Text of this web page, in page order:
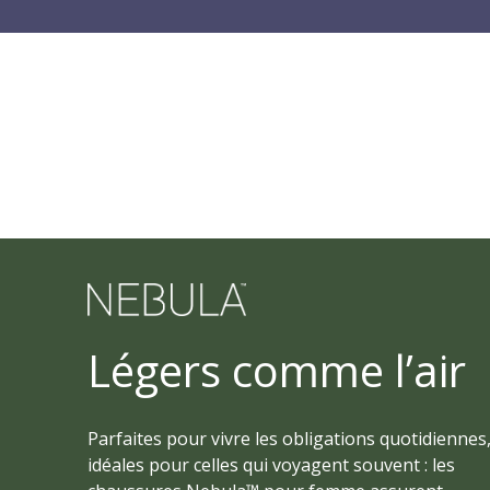
Légers comme l’air
Parfaites pour vivre les obligations quotidiennes,
idéales pour celles qui voyagent souvent : les